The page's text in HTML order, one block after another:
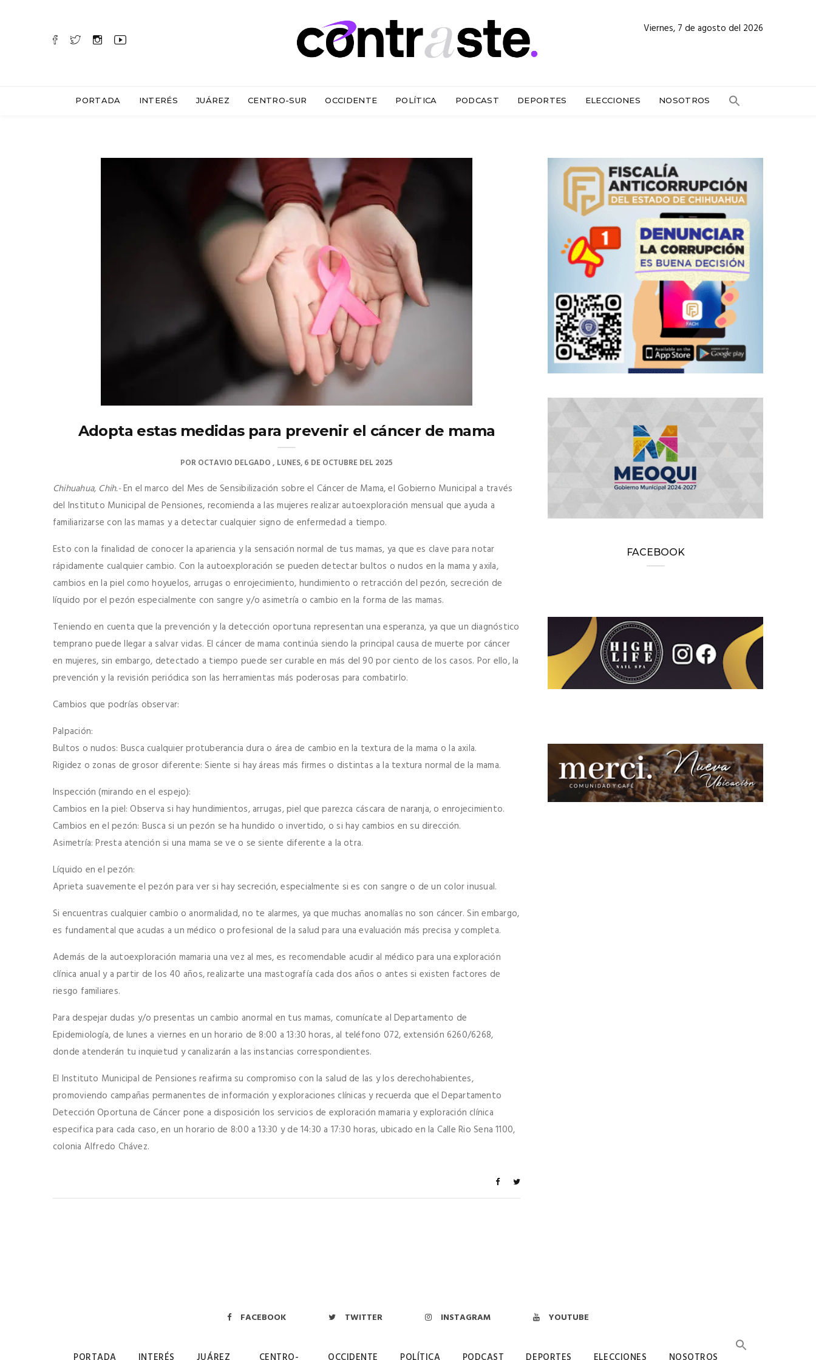
Viernes, 7 de agosto del 2026
PORTADA INTERÉS JUÁREZ CENTRO-SUR OCCIDENTE POLÍTICA PODCAST DEPORTES ELECCIONES NOSOTROS
Adopta estas medidas para prevenir el cáncer de mama
POROCTAVIO DELGADO LUNES, 6 DE OCTUBRE DEL 2025
Chihuahua, Chih.-En el marco del Mes de Sensibilización sobre el Cáncer de Mama, el Gobierno Municipal a través
del Instituto Municipal de Pensiones, recomienda a las mujeres realizar autoexploración mensual que ayuda a
familiarizarse con las mamas y a detectar cualquier signo de enfermedad a tiempo.
Esto con la finalidad de conocer la apariencia y la sensación normal de tus mamas, ya que es clave para notar
rápidamente cualquier cambio. Con la autoexploración se pueden detectar bultos o nudos en la mama y axila,
cambios en la piel como hoyuelos, arrugas o enrojecimiento, hundimiento o retracción del pezón, secreción de
líquido por el pezón especialmente con sangre y/o asimetría o cambio en la forma de las mamas.
Teniendo en cuenta que la prevención y la detección oportuna representan una esperanza, ya que un diagnóstico
temprano puede llegar a salvar vidas. El cáncer de mama continúa siendo la principal causa de muerte por cáncer
en mujeres, sin embargo, detectado a tiempo puede ser curable en más del 90 por ciento de los casos. Por ello, la
prevención y la revisión periódica son las herramientas más poderosas para combatirlo.
Cambios que podrías observar:
Palpación:
Bultos o nudos: Busca cualquier protuberancia dura o área de cambio en la textura de la mama o la axila.
Rigidez o zonas de grosor diferente: Siente si hay áreas más firmes o distintas a la textura normal de la mama.
Inspección (mirando en el espejo):
Cambios en la piel: Observa si hay hundimientos, arrugas, piel que parezca cáscara de naranja, o enrojecimiento.
Cambios en el pezón: Busca si un pezón se ha hundido o invertido, o si hay cambios en su dirección.
Asimetría: Presta atención si una mama se ve o se siente diferente a la otra.
Líquido en el pezón:
Aprieta suavemente el pezón para ver si hay secreción, especialmente si es con sangre o de un color inusual.
Si encuentras cualquier cambio o anormalidad, no te alarmes, ya que muchas anomalías no son cáncer. Sin embargo,
es fundamental que acudas a un médico o profesional de la salud para una evaluación más precisa y completa.
Además de la autoexploración mamaria una vez al mes, es recomendable acudir al médico para una exploración
clínica anual y a partir de los 40 años, realizarte una mastografía cada dos años o antes si existen factores de
riesgo familiares.
Para despejar dudas y/o presentas un cambio anormal en tus mamas, comunícate al Departamento de
Epidemiología, de lunes a viernes en un horario de 8:00 a 13:30 horas, al teléfono 072, extensión 6260/6268,
donde atenderán tu inquietud y canalizarán a las instancias correspondientes.
El Instituto Municipal de Pensiones reafirma su compromiso con la salud de las y los derechohabientes,
promoviendo campañas permanentes de información y exploraciones clínicas y recuerda que el Departamento
Detección Oportuna de Cáncer pone a disposición los servicios de exploración mamaria y exploración clínica
especifica para cada caso, en un horario de 8:00 a 13:30 y de 14:30 a 17:30 horas, ubicado en la Calle Rio Sena 1100,
colonia Alfredo Chávez.
FACEBOOK
FACEBOOK TWITTER INSTAGRAM YOUTUBE